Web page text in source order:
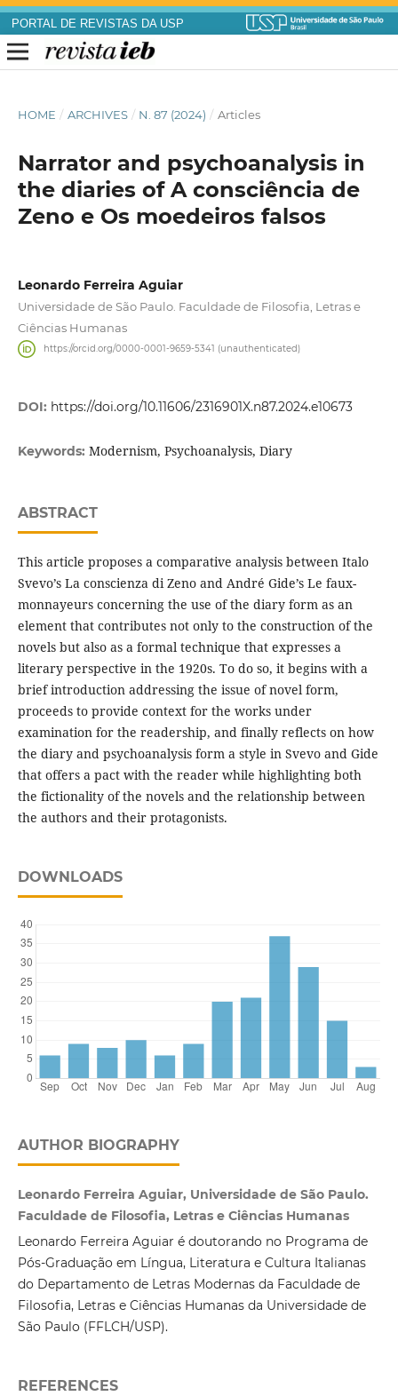
PORTAL DE REVISTAS DA USP
HOME / ARCHIVES / N. 87 (2024) / Articles
Narrator and psychoanalysis in
the diaries of A consciência de
Zeno e Os moedeiros falsos
Leonardo Ferreira Aguiar
Universidade de São Paulo. Faculdade de Filosofia, Letras e
Ciências Humanas
https://orcid.org/0000-0001-9659-5341 (unauthenticated)
DOI: https://doi.org/10.11606/2316901X.n87.2024.e10673
Keywords: Modernism, Psychoanalysis, Diary
ABSTRACT
This article proposes a comparative analysis between Italo
Svevo’s La conscienza di Zeno and André Gide’s Le faux-
monnayeurs concerning the use of the diary form as an
element that contributes not only to the construction of the
novels but also as a formal technique that expresses a
literary perspective in the 1920s. To do so, it begins with a
brief introduction addressing the issue of novel form,
proceeds to provide context for the works under
examination for the readership, and finally reflects on how
the diary and psychoanalysis form a style in Svevo and Gide
that offers a pact with the reader while highlighting both
the fictionality of the novels and the relationship between
the authors and their protagonists.
DOWNLOADS
AUTHOR BIOGRAPHY
Leonardo Ferreira Aguiar, Universidade de São Paulo.
Faculdade de Filosofia, Letras e Ciências Humanas
Leonardo Ferreira Aguiar é doutorando no Programa de
Pós-Graduação em Língua, Literatura e Cultura Italianas
do Departamento de Letras Modernas da Faculdade de
Filosofia, Letras e Ciências Humanas da Universidade de
São Paulo (FFLCH/USP).
REFERENCES